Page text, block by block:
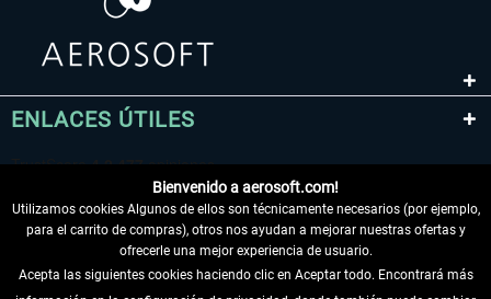
ENLACES ÚTILES
Bienvenido a aerosoft.com!
Utilizamos cookies Algunos de ellos son técnicamente necesarios (por ejemplo,
para el carrito de compras), otros nos ayudan a mejorar nuestras ofertas y
ofrecerle una mejor experiencia de usuario.
Acepta las siguientes cookies haciendo clic en Aceptar todo. Encontrará más